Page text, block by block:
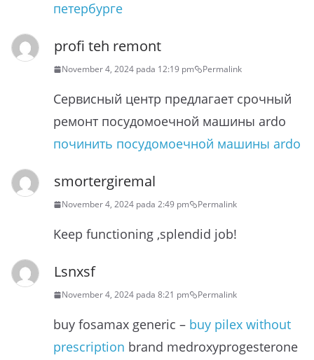
петербурге
profi teh remont
November 4, 2024 pada 12:19 pm Permalink
Сервисный центр предлагает срочный
ремонт посудомоечной машины ardo
починить посудомоечной машины ardo
smortergiremal
November 4, 2024 pada 2:49 pm Permalink
Keep functioning ,splendid job!
Lsnxsf
November 4, 2024 pada 8:21 pm Permalink
buy fosamax generic – buy pilex without
prescription brand medroxyprogesterone